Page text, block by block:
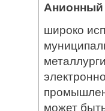
широко
может